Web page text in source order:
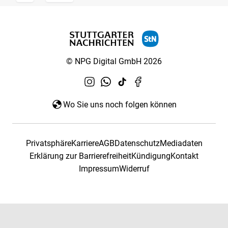
© NPG Digital GmbH 2026
Wo Sie uns noch folgen können
PrivatsphäreKarriereAGBDatenschutzMediadaten
Erklärung zur BarrierefreiheitKündigungKontakt
ImpressumWiderruf